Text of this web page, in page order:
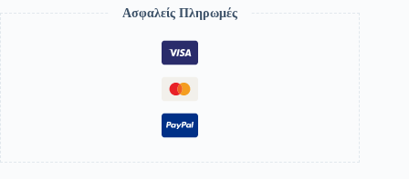
Ασφαλείς Πληρωμές